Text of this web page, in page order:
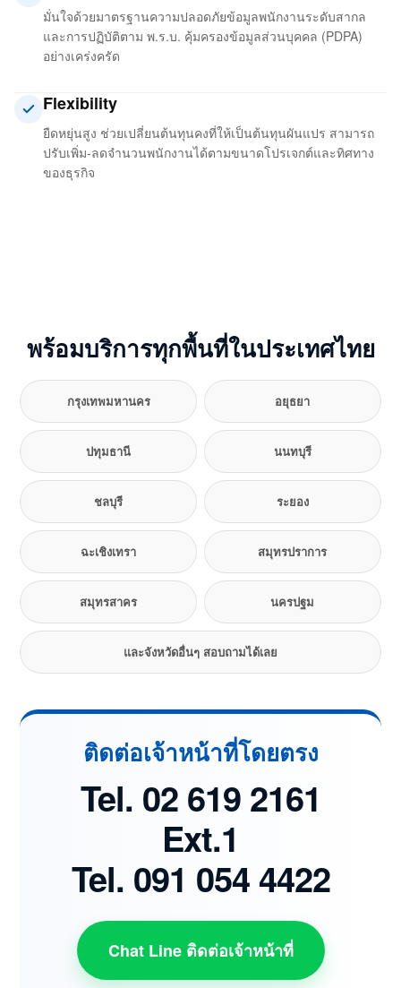
มั่นใจด้วยมาตรฐานความปลอดภัยข้อมูลพนักงานระดับสากล
และการปฏิบัติตาม พ.ร.บ. คุ้มครองข้อมูลส่วนบุคคล (PDPA)
อย่างเคร่งครัด
Flexibility
ยืดหยุ่นสูง ช่วยเปลี่ยนต้นทุนคงที่ให้เป็นต้นทุนผันแปร สามารถ
ปรับเพิ่ม-ลดจำนวนพนักงานได้ตามขนาดโปรเจกต์และทิศทาง
ของธุรกิจ
พร้อมบริการทุกพื้นที่ในประเทศไทย
กรุงเทพมหานคร อยุธยา
ปทุมธานี นนทบุรี
ชลบุรี ระยอง
ฉะเชิงเทรา สมุทรปราการ
สมุทรสาคร นครปฐม
และจังหวัดอื่นๆ สอบถามได้เลย
ติดต่อเจ้าหน้าที่โดยตรง
Tel. 02 619 2161
Ext.1
Tel. 091 054 4422
Chat Line ติดต่อเจ้าหน้าที่